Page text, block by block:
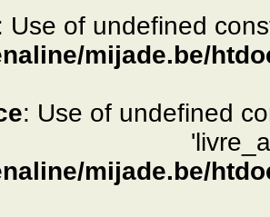
Use of undefined
mijade.be/
: Use of undefined
mijade.be/